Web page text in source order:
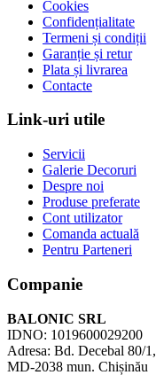
Cookies
Confidențialitate
Termeni și condiții
Garanție și retur
Plata și livrarea
Contacte
Link-uri utile
Servicii
Galerie Decoruri
Despre noi
Produse preferate
Cont utilizator
Comanda actuală
Pentru Parteneri
Companie
BALONIC SRL
IDNO: 1019600029200
Adresa: Bd. Decebal 80/1,
MD-2038 mun. Chișinău